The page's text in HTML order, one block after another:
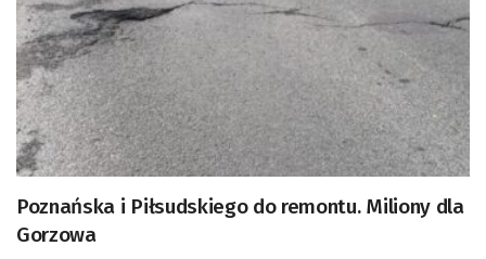
Poznańska i Piłsudskiego do remontu. Miliony dla
Gorzowa